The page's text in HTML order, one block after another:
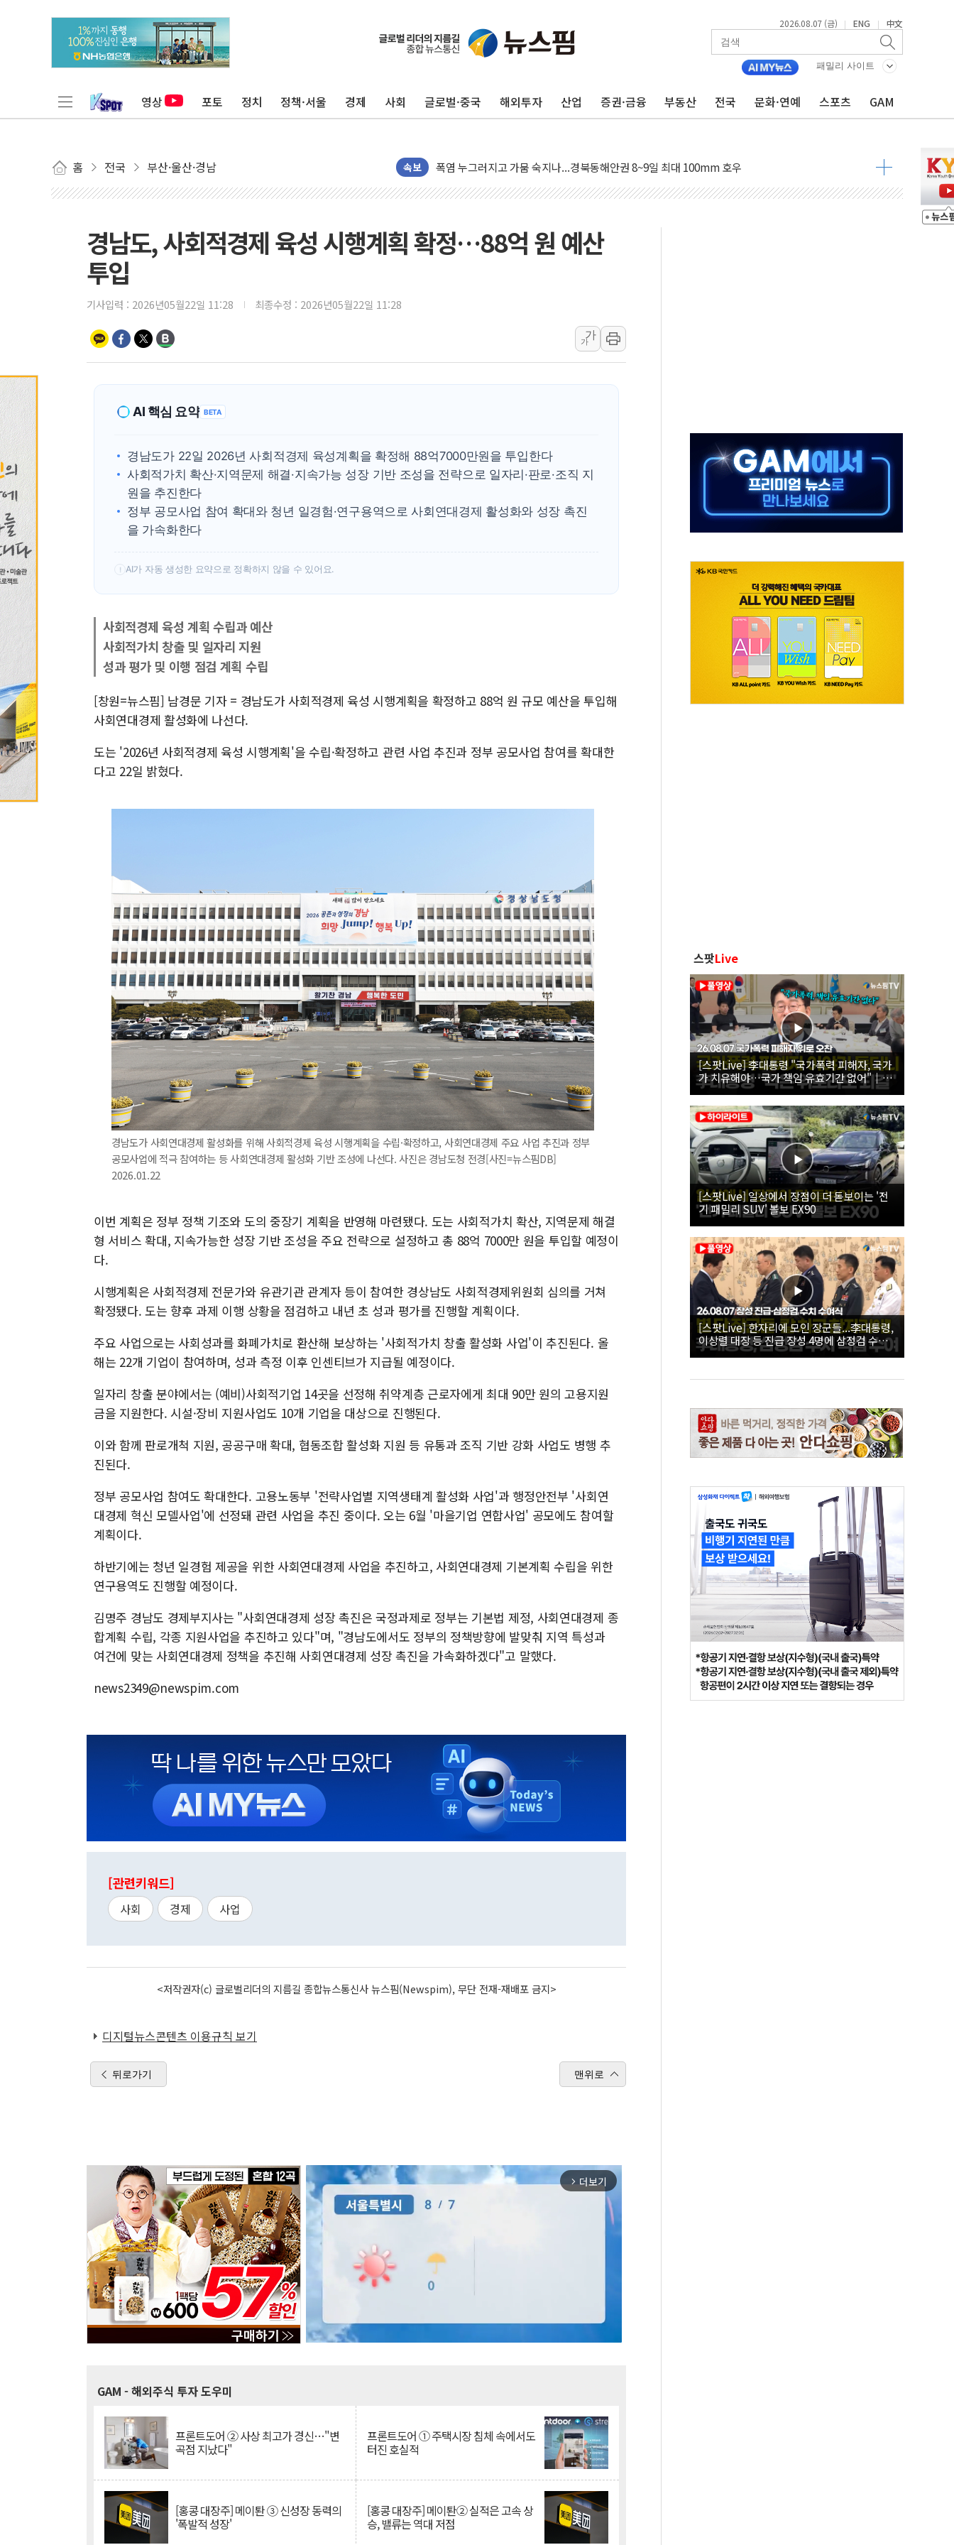
2026.08.07 (금) | ENG | 中文
패밀리 사이트
영상 포토 정치 정책·서울 경제 사회 글로벌·중국 해외투자 산업 증권·금융 부동산 전국 문화·연예 스포츠 GAM
홈 전국 부산·울산·경남 속보
[사진] 빈살만과 에르도안의 만남
이란와이어 "이란 최고지도자 위독…곧 사망해도 놀랍지 않아"
[인도증시] 중동 불안 속 유가 상승에 소폭 하락...금융주 낙폭 커
황희 '폐버스 청년주택' SNS 글 역풍에 "정부정책 아냐" 해명
사우디·튀르키예·파키스탄, '공동방위협정' 체결… 수니파 국가들의 새 안보 협력 구도
신길동 신축도 3.3㎡당 7250만원…써밋 클라비온 59㎡ 18억원대
[AI 부동산 투데이] 특공 전략도 '극과 극'…생애최초만 경쟁 치열
[코인시황] 비트코인 6만4000달러대 횡보…고래·ETF 매수에도 고유가·금리·입법 지연 '삼중 부담'
42.5도 역대급 폭염…동물들도 특별식으로 여름나기 [뉴스핌 줌인]
경찰, 9월부터 '가족 사건' 못 맡는다…상피제 실시
"文정부 악몽 재현 안돼"...李 부동산 세제안에 與 내부서 '총선·대선 직격탄' 우려
경남도, 사회적경제 육성 시행계획 확정…88억 원 예산
투입
기사입력 : 2026년05월22일 11:28 최종수정 : 2026년05월22일 11:28
가
가
AI 핵심 요약 BETA
경남도가 22일 2026년 사회적경제 육성계획을 확정해 88억7000만원을 투입한다
사회적가치 확산·지역문제 해결·지속가능 성장 기반 조성을 전략으로 일자리·판로·조직 지
원을 추진한다
정부 공모사업 참여 확대와 청년 일경험·연구용역으로 사회연대경제 활성화와 성장 촉진
을 가속화한다
! AI가 자동 생성한 요약으로 정확하지 않을 수 있어요.
사회적경제 육성 계획 수립과 예산
사회적가치 창출 및 일자리 지원
성과 평가 및 이행 점검 계획 수립
[창원=뉴스핌] 남경문 기자 = 경남도가 사회적경제 육성 시행계획을 확정하고 88억 원 규모 예산을 투입해
사회연대경제 활성화에 나선다.
도는 '2026년 사회적경제 육성 시행계획'을 수립·확정하고 관련 사업 추진과 정부 공모사업 참여를 확대한
다고 22일 밝혔다.
경남도가 사회연대경제 활성화를 위해 사회적경제 육성 시행계획을 수립·확정하고, 사회연대경제 주요 사업 추진과 정부
공모사업에 적극 참여하는 등 사회연대경제 활성화 기반 조성에 나선다. 사진은 경남도청 전경[사진=뉴스핌DB]
2026.01.22
이번 계획은 정부 정책 기조와 도의 중장기 계획을 반영해 마련됐다. 도는 사회적가치 확산, 지역문제 해결
형 서비스 확대, 지속가능한 성장 기반 조성을 주요 전략으로 설정하고 총 88억 7000만 원을 투입할 예정이
다.
시행계획은 사회적경제 전문가와 유관기관 관계자 등이 참여한 경상남도 사회적경제위원회 심의를 거쳐
확정됐다. 도는 향후 과제 이행 상황을 점검하고 내년 초 성과 평가를 진행할 계획이다.
주요 사업으로는 사회성과를 화폐가치로 환산해 보상하는 '사회적가치 창출 활성화 사업'이 추진된다. 올
해는 22개 기업이 참여하며, 성과 측정 이후 인센티브가 지급될 예정이다.
일자리 창출 분야에서는 (예비)사회적기업 14곳을 선정해 취약계층 근로자에게 최대 90만 원의 고용지원
금을 지원한다. 시설·장비 지원사업도 10개 기업을 대상으로 진행된다.
이와 함께 판로개척 지원, 공공구매 확대, 협동조합 활성화 지원 등 유통과 조직 기반 강화 사업도 병행 추
진된다.
정부 공모사업 참여도 확대한다. 고용노동부 '전략사업별 지역생태계 활성화 사업'과 행정안전부 '사회연
대경제 혁신 모델사업'에 선정돼 관련 사업을 추진 중이다. 오는 6월 '마을기업 연합사업' 공모에도 참여할
계획이다.
하반기에는 청년 일경험 제공을 위한 사회연대경제 사업을 추진하고, 사회연대경제 기본계획 수립을 위한
연구용역도 진행할 예정이다.
김명주 경남도 경제부지사는 "사회연대경제 성장 촉진은 국정과제로 정부는 기본법 제정, 사회연대경제 종
합계획 수립, 각종 지원사업을 추진하고 있다"며, "경남도에서도 정부의 정책방향에 발맞춰 지역 특성과
여건에 맞는 사회연대경제 정책을 추진해 사회연대경제 성장 촉진을 가속화하겠다"고 말했다.
news2349@newspim.com
[관련키워드]
사회 경제 사업
<저작권자(c) 글로벌리더의 지름길 종합뉴스통신사 뉴스핌(Newspim), 무단 전재-재배포 금지>
디지털뉴스콘텐츠 이용규칙 보기
뒤로가기 맨위로
arrow_forward_ios 더보기
GAM - 해외주식 투자 도우미
프론트도어 ② 사상 최고가 경신…"변
곡점 지났다"
프론트도어 ① 주택시장 침체 속에서도
터진 호실적
[홍콩 대장주] 메이퇀 ③ 신성장 동력의
'폭발적 성장'
[홍콩 대장주] 메이퇀② 실적은 고속 상
승, 밸류는 역대 저점
스팟Live
[스팟Live] 李대통령 "국가폭력 피해자, 국가
가 치유해야…국가 책임 유효기간 없어"｜
26.08.07 국가폭력 피해자 위로 오찬
[스팟Live] 일상에서 장점이 더 돋보이는 '전
기 패밀리 SUV' 볼보 EX90
[스팟Live] 한자리에 모인 장군들...李대통령,
이상렬 대장 등 진급 장성 4명에 삼정검 수치
직접 수여｜26.08.07 장성 진급·삼정검 수치